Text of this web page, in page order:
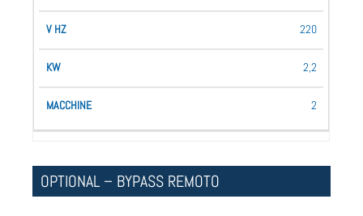
220
2,2
2
OPTIONAL – BYPASS REMOTO